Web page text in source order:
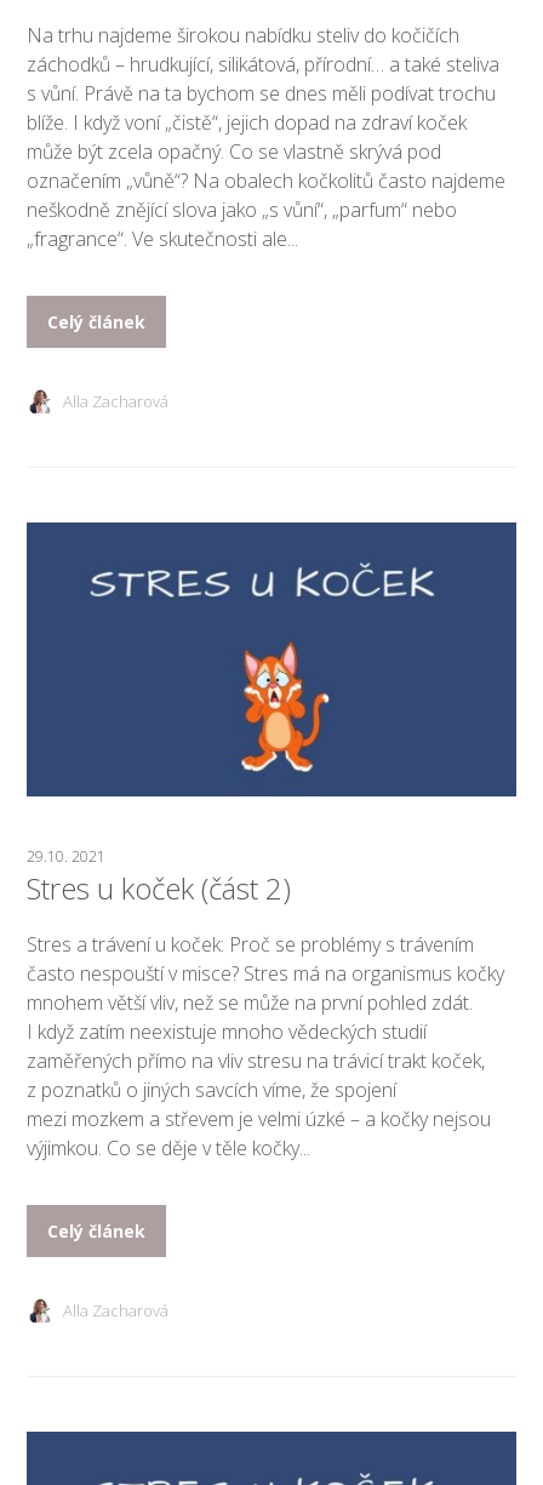
Na trhu najdeme širokou nabídku steliv do kočičích
záchodků – hrudkující, silikátová, přírodní… a také steliva
s vůní. Právě na ta bychom se dnes měli podívat trochu
blíže. I když voní „čistě“, jejich dopad na zdraví koček
může být zcela opačný. Co se vlastně skrývá pod
označením „vůně“? Na obalech kočkolitů často najdeme
neškodně znějící slova jako „s vůní“, „parfum“ nebo
„fragrance“. Ve skutečnosti ale...
Celý článek
Alla Zacharová
29.10. 2021
Stres u koček (část 2)
Stres a trávení u koček: Proč se problémy s trávením
často nespouští v misce? Stres má na organismus kočky
mnohem větší vliv, než se může na první pohled zdát.
I když zatím neexistuje mnoho vědeckých studií
zaměřených přímo na vliv stresu na trávicí trakt koček,
z poznatků o jiných savcích víme, že spojení
mezi mozkem a střevem je velmi úzké – a kočky nejsou
výjimkou. Co se děje v těle kočky...
Celý článek
Alla Zacharová